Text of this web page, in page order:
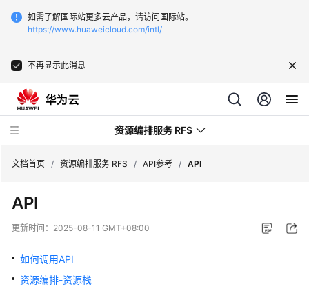
如需了解国际站更多云产品，请访问国际站。
https://www.huaweicloud.com/intl/
不再显示此消息
资源编排服务 RFS
最
新
态
产
文档首页 / 资源编排服务 RFS / API参考 / API
API
更新时间： 2025-08-11 GMT+08:00
如何调用API
资源编排-资源栈